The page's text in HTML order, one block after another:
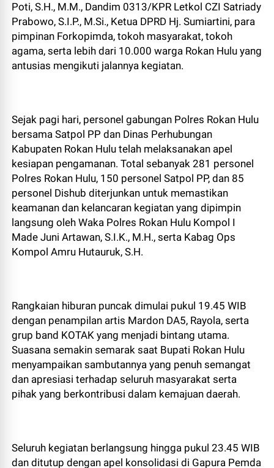
Poti, S.H., M.M., Dandim 0313/KPR Letkol CZI Satriady
Prabowo, S.I.P., M.Si., Ketua DPRD Hj. Sumiartini, para
pimpinan Forkopimda, tokoh masyarakat, tokoh
agama, serta lebih dari 10.000 warga Rokan Hulu yang
antusias mengikuti jalannya kegiatan.
Sejak pagi hari, personel gabungan Polres Rokan Hulu
bersama Satpol PP dan Dinas Perhubungan
Kabupaten Rokan Hulu telah melaksanakan apel
kesiapan pengamanan. Total sebanyak 281 personel
Polres Rokan Hulu, 150 personel Satpol PP, dan 85
personel Dishub diterjunkan untuk memastikan
keamanan dan kelancaran kegiatan yang dipimpin
langsung oleh Waka Polres Rokan Hulu Kompol I
Made Juni Artawan, S.I.K., M.H., serta Kabag Ops
Kompol Amru Hutauruk, S.H.
Rangkaian hiburan puncak dimulai pukul 19.45 WIB
dengan penampilan artis Mardon DA5, Rayola, serta
grup band KOTAK yang menjadi bintang utama.
Suasana semakin semarak saat Bupati Rokan Hulu
menyampaikan sambutannya yang penuh semangat
dan apresiasi terhadap seluruh masyarakat serta
pihak yang berkontribusi dalam kemajuan daerah.
Seluruh kegiatan berlangsung hingga pukul 23.45 WIB
dan ditutup dengan apel konsolidasi di Gapura Pemda